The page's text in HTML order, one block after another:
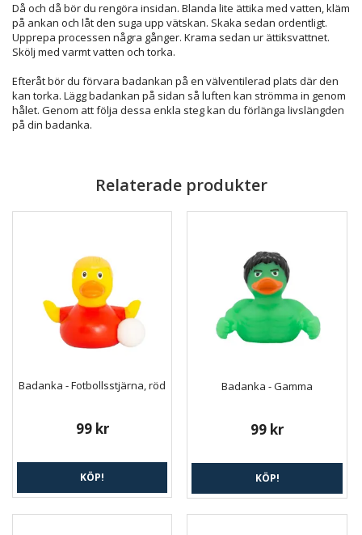
Då och då bör du rengöra insidan. Blanda lite ättika med vatten, kläm
på ankan och låt den suga upp vätskan. Skaka sedan ordentligt.
Upprepa processen några gånger. Krama sedan ur ättiksvattnet.
Skölj med varmt vatten och torka.
Efteråt bör du förvara badankan på en välventilerad plats där den
kan torka. Lägg badankan på sidan så luften kan strömma in genom
hålet. Genom att följa dessa enkla steg kan du förlänga livslängden
på din badanka.
Relaterade produkter
Badanka - Fotbollsstjärna, röd
99 kr
KÖP!
Badanka - Gamma
99 kr
KÖP!